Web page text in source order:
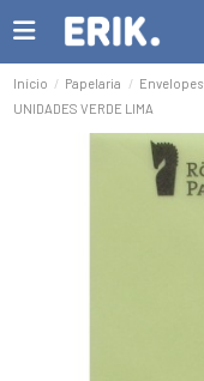
Início Papelaria Envelopes
UNIDADES VERDE LIMA